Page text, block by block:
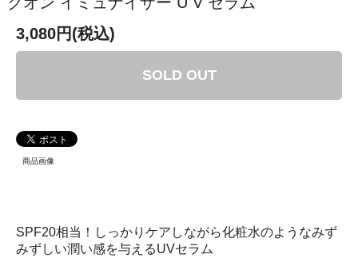
3,080円(税込)
SOLD OUT
商品画像
SPF20相当！しっかりケアしながら化粧水のようなみず
みずしい潤い感を与えるUVセラム